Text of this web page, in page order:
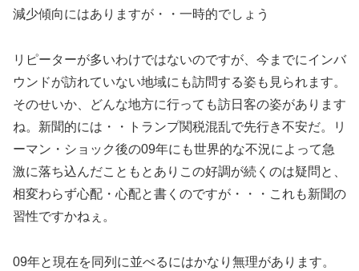
減少傾向にはありますが・・一時的でしょう
リピーターが多いわけではないのですが、今までにインバ
ウンドが訪れていない地域にも訪問する姿も見られます。
そのせいか、どんな地方に行っても訪日客の姿があります
ね。新聞的には・・トランプ関税混乱で先行き不安だ。リ
ーマン・ショック後の09年にも世界的な不況によって急
激に落ち込んだこともとありこの好調が続くのは疑問と、
相変わらず心配・心配と書くのですが・・・これも新聞の
習性ですかねぇ。
09年と現在を同列に並べるにはかなり無理があります。